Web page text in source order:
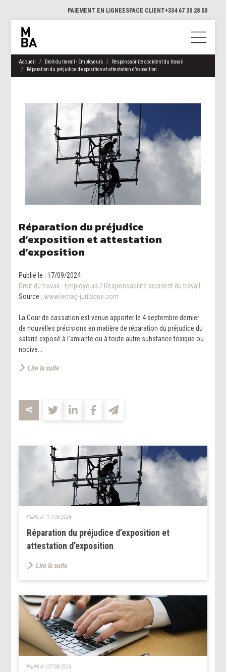
PAIEMENT EN LIGNEESPACE CLIENT+334 67 20 28 00
Accueil Droit du travail - Employeurs
Responsabilité accident du travail
Réparation du préjudice d’exposition et attestation d’exposition
Réparation du préjudice
d’exposition et attestation
d’exposition
Publié le :17/09/2024
Droit du travail - Employeurs / Responsabilité accident du travail
Source : www.lemag-juridique.com
La Cour de cassation est venue apporter le 4 septembre dernier
de nouvelles précisions en matière de réparation du préjudice du
salarié exposé à l’amiante ou à toute autre substance toxique ou
nocive...
Lire la suite
Réparation du préjudice d’exposition et
attestation d’exposition
Publié le : 17/09/2024
Lire la suite
Publié le : 27/08/2024